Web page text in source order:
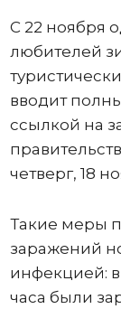
С 22 ноября
любителей
вводит
ссылкой на
четверг, 18
Такие меры
заражений
инфекцией:
часа были